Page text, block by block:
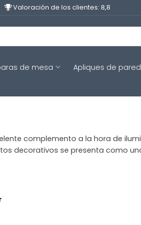
Valoración de los clientes: 8,8
de mesa Apliques de pared
complemento a la hora de
decorativos se presenta como